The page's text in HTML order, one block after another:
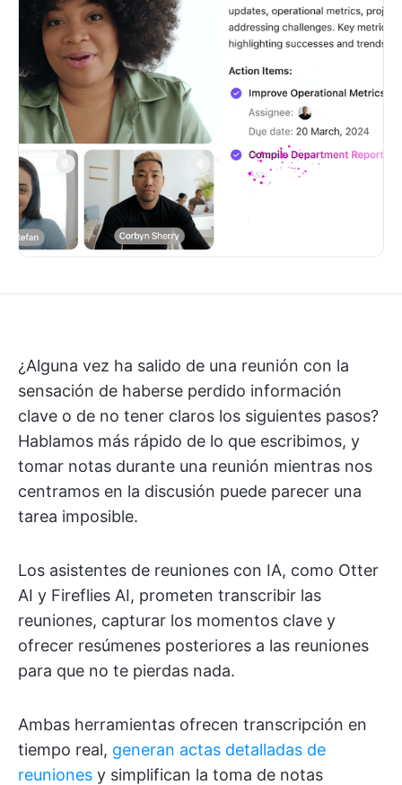
¿Alguna vez ha salido de una reunión con la
sensación de haberse perdido información
clave o de no tener claros los siguientes pasos?
Hablamos más rápido de lo que escribimos, y
tomar notas durante una reunión mientras nos
centramos en la discusión puede parecer una
tarea imposible.
Los asistentes de reuniones con IA, como Otter
AI y Fireflies AI, prometen transcribir las
reuniones, capturar los momentos clave y
ofrecer resúmenes posteriores a las reuniones
para que no te pierdas nada.
Ambas herramientas ofrecen transcripción en
tiempo real, generan actas detalladas de
reuniones y simplifican la toma de notas